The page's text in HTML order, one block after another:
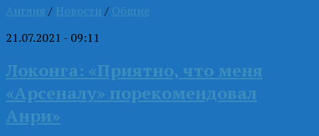
Англия / Новости / Общие
21.07.2021 - 09:11
Локонга: «Приятно, что меня
«Арсеналу» порекомендовал
Анри»